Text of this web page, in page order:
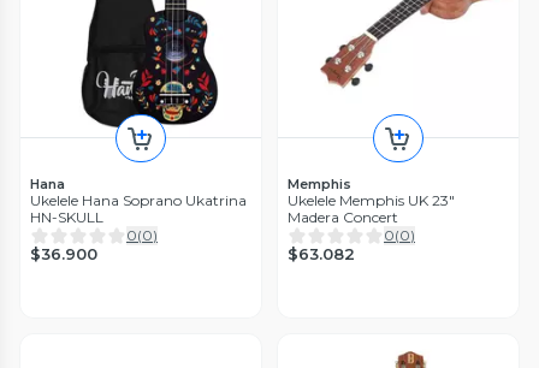
Hana
Ukelele Hana Soprano Ukatrina
HN-SKULL
0(0)
$36.900
Memphis
Ukelele Memphis UK 23"
Madera Concert
0(0)
$63.082